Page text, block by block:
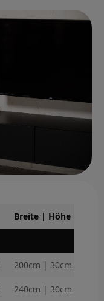
Breite | Höhe | Tiefe
200cm | 30cm | 40cm
240cm | 30cm | 40cm